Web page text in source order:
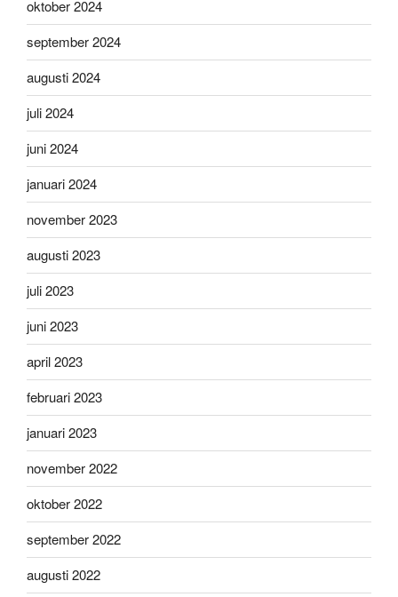
oktober 2024
september 2024
augusti 2024
juli 2024
juni 2024
januari 2024
november 2023
augusti 2023
juli 2023
juni 2023
april 2023
februari 2023
januari 2023
november 2022
oktober 2022
september 2022
augusti 2022